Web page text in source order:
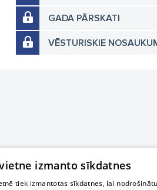
GADA PĀRSKATI
VĒSTURISKIE
izmanto sīkdatnes
tiek izmantotas sīkdatnes, lai